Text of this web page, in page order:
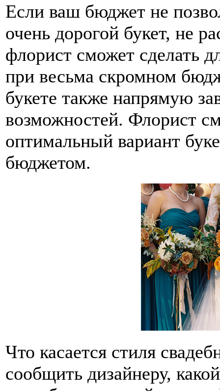
Если ваш бюджет не
очень дорогой букет, не
флорист сможет сделать
при весьма скромном
букете также напрямую
возможностей. Флорист
оптимальный вариант
бюджетом.
Что касается стиля
сообщить дизайнеру,